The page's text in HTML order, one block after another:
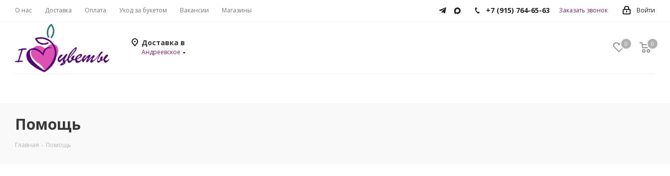
О нас Доставка Оплата Уход за букетом Вакансии Магазины Войти
+7 (915) 764-65-63 Заказать звонок
Доставка в
Андреевское
0 0
0
Помощь
Главная - Помощь